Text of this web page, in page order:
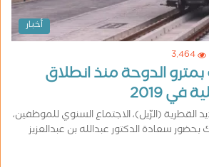
أخبار
3٬464
بمترو الدوحة منذ انطلاق
2019
(الرّيل)، الاجتماع السنوي للموظفين،
سعادة الدكتور عبدالله بن عبدالعزيز